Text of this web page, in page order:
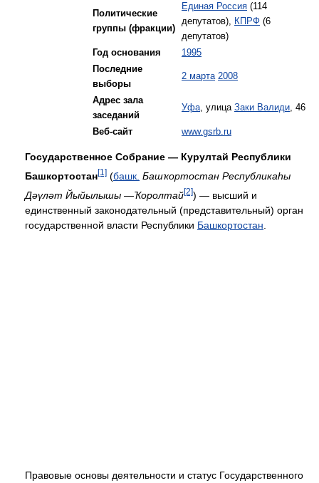
Политические
группы (фракции)
Единая Россия (114
депутатов),
КПРФ (6
депутатов)
Год основания
1995
Последние
выборы
2 марта 2008
Адрес зала
заседаний
Уфа , улица Заки Валиди , 46
Веб-сайт www.gsrb.ru
Государственное Собрание — Курултай Республики
Башкортостан[1] (башк. Башҡортостан Республикаһы
Дәүләт Йыйылышы —Ҡоролтай[2]) — высший и
единственный законодательный (представительный) орган
государственной власти Республики Башкортостан
Правовые основы деятельности и статус Государственного